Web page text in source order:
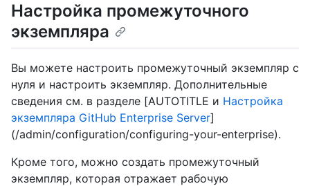
Настройка промежуточного
экземпляра
Вы можете настроить промежуточный экземпляр с
нуля и настроить экземпляр. Дополнительные
сведения см. в разделе [AUTOTITLE и Настройка
экземпляра GitHub Enterprise Server]
(/admin/configuration/configuring-your-enterprise).
Кроме того, можно создать промежуточный
экземпляр, которая отражает рабочую